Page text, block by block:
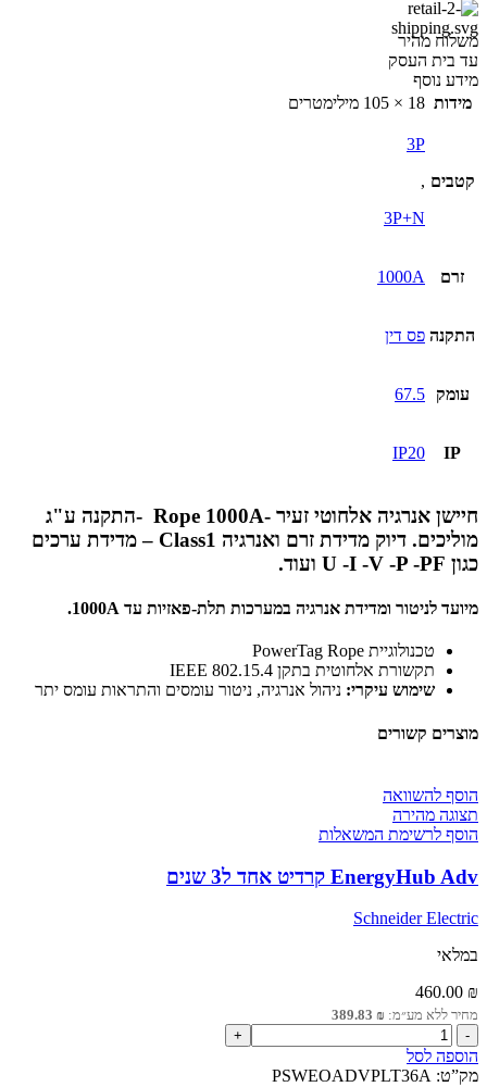
משלוח מהיר
עד בית העסק
מידע נוסף
מידות 18 × 105 מילימטרים
קטבים
3P
,
3P+N
זרם 1000A
התקנה פס דין
עומק 67.5
IP
IP20
חיישן אנרגיה אלחוטי זעיר -Rope 1000A -התקנה ע"ג
מוליכים. דיוק מדידת זרם ואנרגיה Class1 – מדידת ערכים
כגון U -I -V -P -PF ועוד.
מיועד לניטור ומדידת אנרגיה במערכות תלת-פאזיות עד 1000A.
טכנולוגיית PowerTag Rope
תקשורת אלחוטית בתקן IEEE 802.15.4
שימוש עיקרי: ניהול אנרגיה, ניטור עומסים והתראות עומס יתר
מוצרים קשורים
הוסף להשוואה
תצוגה מהירה
הוסף לרשימת המשאלות
EnergyHub Adv קרדיט אחד ל3 שנים
Schneider Electric
במלאי
460.00 ₪
מחיר ללא מע״מ: 389.83 ₪
כמות
של
EnergyHub
הוספה לסל
מק”ט: PSWEOADVPLT36A